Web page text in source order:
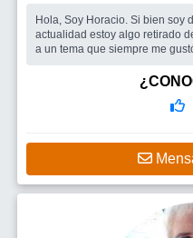
Hola, Soy Horacio. Si bien soy
actualidad estoy algo retirado
a un tema que siempre me
Que sea inteligentemente aceptable. Con la que pueda compartir
o disentir sobre las formas de